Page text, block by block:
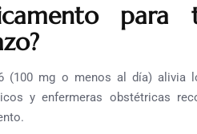
para
(100 mg o menos al día) alivia
y enfermeras obstétricas